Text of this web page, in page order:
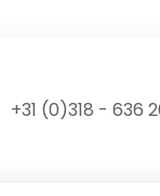
MODELEC
+31 (0)318 - 636